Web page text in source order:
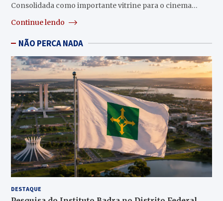
Consolidada como importante vitrine para o cinema…
Continue lendo
NÃO PERCA NADA
DESTAQUE